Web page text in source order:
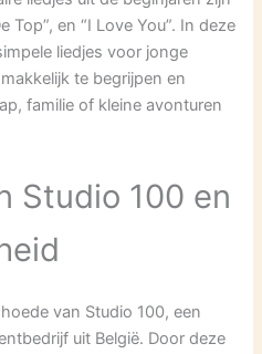
Top”, en “I Love You”. In deze
liedjes voor jonge
te begrijpen en
familie of kleine avonturen
Studio 100 en
van Studio 100, een
uit België. Door deze